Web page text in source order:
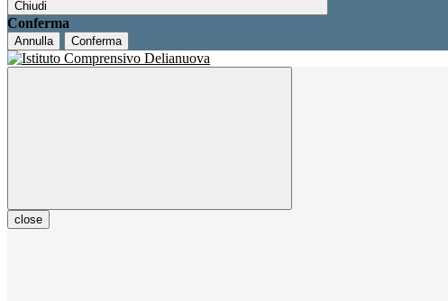
Chiudi
Conferma
Annulla Conferma
close